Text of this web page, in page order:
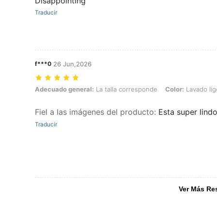
Traducir
f***0 26 Jun,2026
Adecuado general: La talla corresponde, Color: Lavado ligero,
Adecuado general: La talla corresponde Color: Lavado
Fiel a las imágenes del producto: Esta super lindo
Traducir
Ver Más